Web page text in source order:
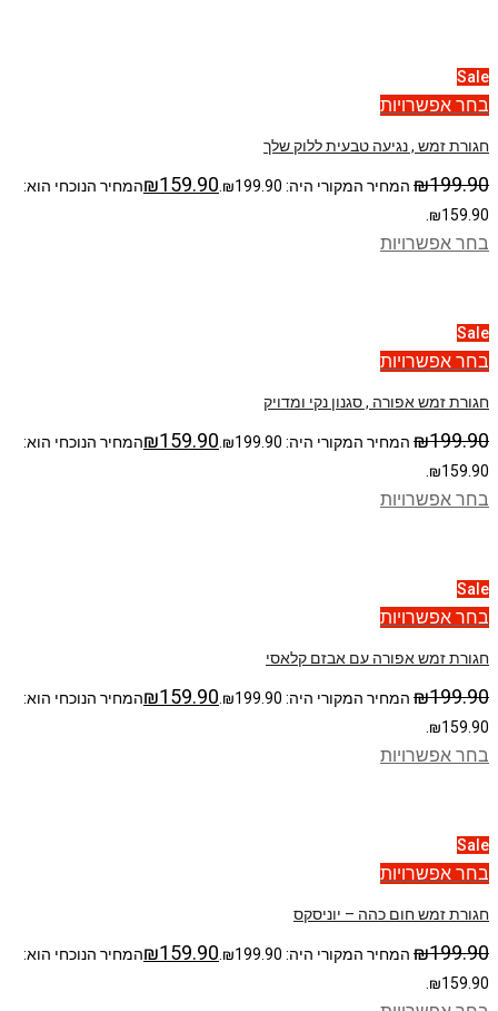
Sale
בחר אפשרויות
חגורת זמש , נגיעה טבעית ללוק שלך
₪199.90 המחיר המקורי היה: ₪199.90. ₪159.90
המחיר הנוכחי הוא:
₪159.90.
בחר אפשרויות
Sale
בחר אפשרויות
חגורת זמש אפורה , סגנון נקי ומדויק
₪199.90 המחיר המקורי היה: ₪199.90. ₪159.90
המחיר הנוכחי הוא:
₪159.90.
בחר אפשרויות
Sale
בחר אפשרויות
חגורת זמש אפורה עם אבזם קלאסי
₪199.90 המחיר המקורי היה: ₪199.90. ₪159.90
המחיר הנוכחי הוא:
₪159.90.
בחר אפשרויות
Sale
בחר אפשרויות
חגורת זמש חום כהה – יוניסקס
₪199.90 המחיר המקורי היה: ₪199.90. ₪159.90
המחיר הנוכחי הוא:
₪159.90.